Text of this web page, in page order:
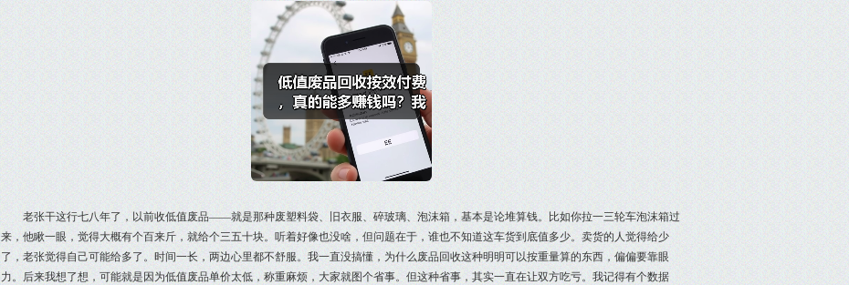
老张干这行七八年了，以前收低值废品——就是那种废塑料袋、旧衣服、碎玻璃、泡沫箱，基本是论堆算钱。比如你拉一三轮车泡沫箱过
来，他瞅一眼，觉得大概有个百来斤，就给个三五十块。听着好像也没啥，但问题在于，谁也不知道这车货到底值多少。卖货的人觉得给少
了，老张觉得自己可能给多了。时间一长，两边心里都不舒服。我一直没搞懂，为什么废品回收这种明明可以按重量算的东西，偏偏要靠眼
力。后来我想了想，可能就是因为低值废品单价太低，称重麻烦，大家就图个省事。但这种省事，其实一直在让双方吃亏。我记得有个数据